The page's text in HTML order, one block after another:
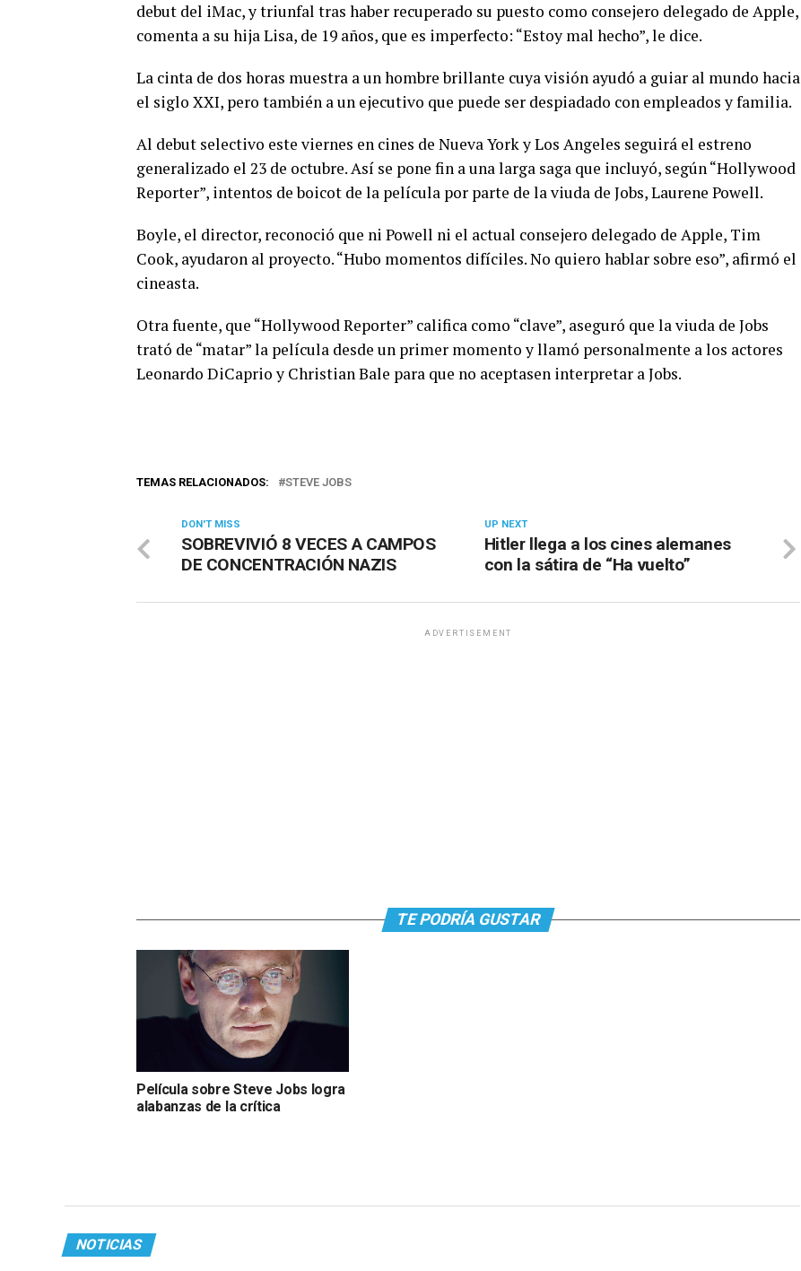
debut del iMac, y triunfal tras haber recuperado su puesto como consejero delegado de Apple,
comenta a su hija Lisa, de 19 años, que es imperfecto: “Estoy mal hecho”, le dice.
La cinta de dos horas muestra a un hombre brillante cuya visión ayudó a guiar al mundo hacia
el siglo XXI, pero también a un ejecutivo que puede ser despiadado con empleados y familia.
Al debut selectivo este viernes en cines de Nueva York y Los Angeles seguirá el estreno
generalizado el 23 de octubre. Así se pone fin a una larga saga que incluyó, según “Hollywood
Reporter”, intentos de boicot de la película por parte de la viuda de Jobs, Laurene Powell.
Boyle, el director, reconoció que ni Powell ni el actual consejero delegado de Apple, Tim
Cook, ayudaron al proyecto. “Hubo momentos difíciles. No quiero hablar sobre eso”, afirmó el
cineasta.
Otra fuente, que “Hollywood Reporter” califica como “clave”, aseguró que la viuda de Jobs
trató de “matar” la película desde un primer momento y llamó personalmente a los actores
Leonardo DiCaprio y Christian Bale para que no aceptasen interpretar a Jobs.
TEMAS RELACIONADOS: STEVE JOBS
UP NEXT
Hitler llega a los cines alemanes
con la sátira de “Ha vuelto”
DON'T MISS
SOBREVIVIÓ 8 VECES A CAMPOS
DE CONCENTRACIÓN NAZIS
ADVERTISEMENT
TE PODRÍA GUSTAR
Película sobre Steve Jobs logra
alabanzas de la crítica
NOTICIAS